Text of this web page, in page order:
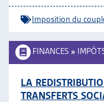
Imposition du
FINANCES »
LA
TRANSFERTS